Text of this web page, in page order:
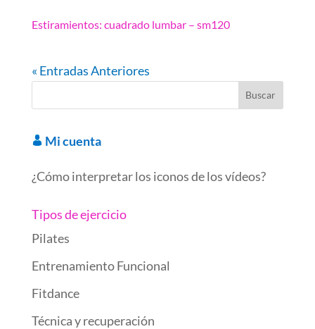
Estiramientos: cuadrado lumbar – sm120
« Entradas Anteriores
Mi cuenta
¿Cómo interpretar los iconos de los vídeos?
Tipos de ejercicio
Pilates
Entrenamiento Funcional
Fitdance
Técnica y recuperación